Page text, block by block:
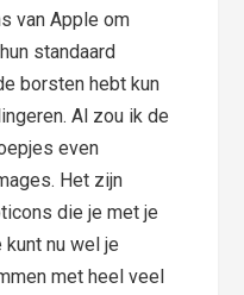
van Apple om
standaard
borsten hebt kun
Al zou ik de
even
Het zijn
die je met je
kunt nu wel je
met heel veel